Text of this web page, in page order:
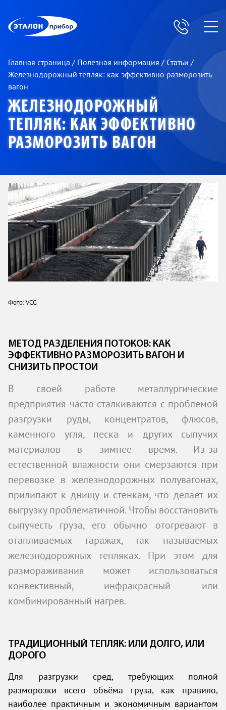
Главная страница / Полезная информация / Статьи /
Железнодорожный тепляк: как эффективно разморозить
вагон
ЖЕЛЕЗНОДОРОЖНЫЙ
ТЕПЛЯК: КАК ЭФФЕКТИВНО
РАЗМОРОЗИТЬ ВАГОН
Фото: VCG
МЕТОД РАЗДЕЛЕНИЯ ПОТОКОВ: КАК
ЭФФЕКТИВНО РАЗМОРОЗИТЬ ВАГОН И
СНИЗИТЬ ПРОСТОИ
В своей работе металлургические
предприятия часто сталкиваются с проблемой
разгрузки руды, концентратов, флюсов,
каменного угля, песка и других сыпучих
материалов в зимнее время. Из-за
естественной влажности они смерзаются при
перевозке в железнодорожных полувагонах,
прилипают к днищу и стенкам, что делает их
выгрузку проблематичной. Чтобы восстановить
сыпучесть груза, его обычно отогревают в
отапливаемых гаражах, так называемых
железнодорожных тепляках. При этом для
размораживания может использоваться
конвективный, инфракрасный или
комбинированный нагрев.
ТРАДИЦИОННЫЙ ТЕПЛЯК: ИЛИ ДОЛГО, ИЛИ
ДОРОГО
Для разгрузки сред, требующих полной
разморозки всего объёма груза, как правило,
наиболее практичным и экономичным вариантом